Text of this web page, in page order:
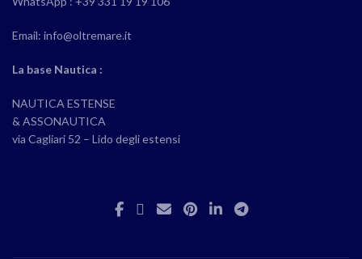
Email: info@oltremare.it
La base Nautica :
NAUTICA ESTENSE
& ASSONAUTICA
via Cagliari 52 – Lido degli estensi